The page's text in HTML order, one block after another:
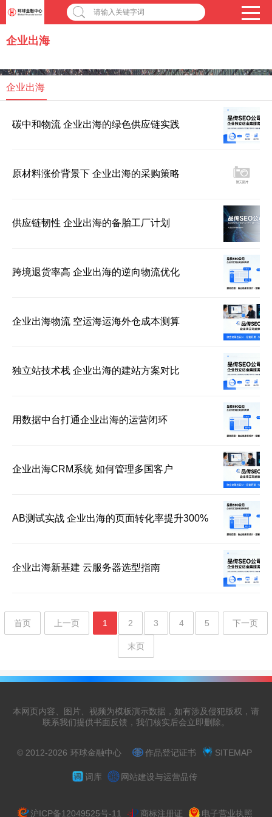
请输入关键字词
企业出海
企业出海
碳中和物流 企业出海的绿色供应链实践
原材料涨价背景下 企业出海的采购策略
供应链韧性 企业出海的备胎工厂计划
跨境退货率高 企业出海的逆向物流优化
企业出海物流 空运海运海外仓成本测算
独立站技术栈 企业出海的建站方案对比
用数据中台打通企业出海的运营闭环
企业出海CRM系统 如何管理多国客户
AB测试实战 企业出海的页面转化率提升300%
企业出海新基建 云服务器选型指南
首页 上一页 1 2 3 4 5 下一页
末页
本网页内容、图片、视频为模板演示数据，如有涉及侵犯版权，请
联系我们提供书面反馈，我们核实后会立即删除。
© 2012-2026 环球金融中心 作品登记证书 SITEMAP
词库 网站建设与运营品传
沪ICP备12049525号-11 商标注册证 电子营业执照